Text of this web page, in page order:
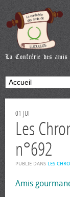
01 JUI
Les
n°692
PUBLIÉ DANS LES
Amis